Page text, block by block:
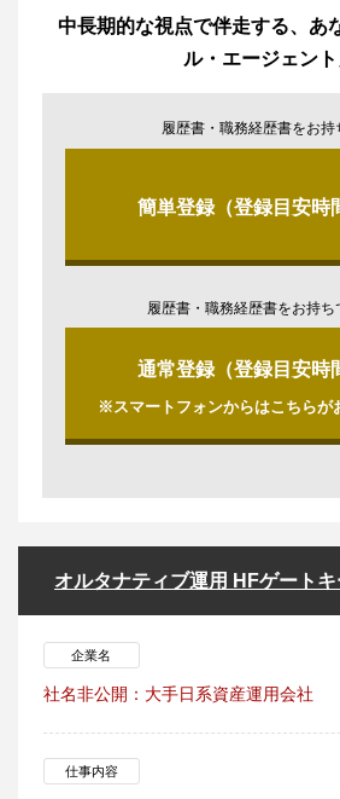
中長期的な視点で伴走する、あ
ル・エージェント
履歴書・職務経歴書をお持
簡単登録（登録目安時
履歴書・職務経歴書をお持ち
通常登録（登録目安時
※スマートフォンからはこちらが
オルタナティブ運用 HFゲート
企業名
社名非公開：大手日系資産運用会社
仕事内容